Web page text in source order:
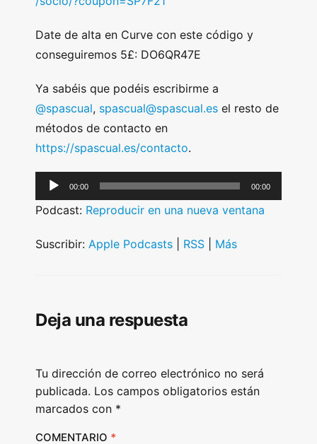
Date de alta en Curve con este código y
conseguiremos 5£: DO6QR47E
Ya sabéis que podéis escribirme a
@spascual, spascual@spascual.es el resto de
métodos de contacto en
https://spascual.es/contacto.
u
i
a
r
00:00 00:00
Podcast: Reproducir en una nueva ventana
Suscribir: Apple Podcasts RSS Más
Deja una respuesta
Tu dirección de correo electrónico no será
publicada. Los campos obligatorios están
marcados con *
COMENTARIO *